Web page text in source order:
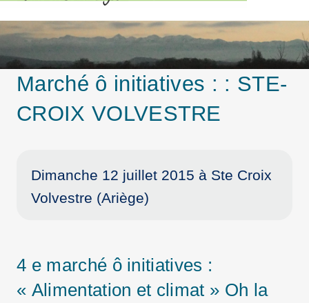
Marché ô initiatives : : STE-
CROIX VOLVESTRE
Dimanche 12 juillet 2015 à Ste Croix
Volvestre (Ariège)
4 e marché ô initiatives :
« Alimentation et climat » Oh la